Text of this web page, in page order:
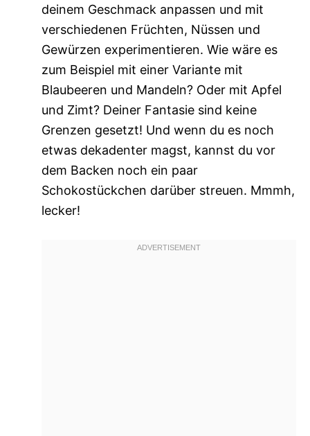
deinem Geschmack anpassen und mit
verschiedenen Früchten, Nüssen und
Gewürzen experimentieren. Wie wäre es
zum Beispiel mit einer Variante mit
Blaubeeren und Mandeln? Oder mit Apfel
und Zimt? Deiner Fantasie sind keine
Grenzen gesetzt! Und wenn du es noch
etwas dekadenter magst, kannst du vor
dem Backen noch ein paar
Schokostückchen darüber streuen. Mmmh,
lecker!